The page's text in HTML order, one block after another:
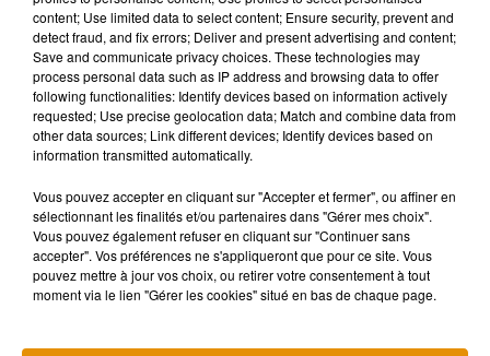
Par ailleurs, trois nouveaux joueurs se sont désistés : Marcel
Granollers, John-Patrick Smith et Pavel Kotov. Ils sont
remplacés par l'Allemand Julian Lenz, le Russe Aslan
Karatsev, le Tchèque Zdenek Kolar et le Français Alexander
Muller.
Musique
Sensation » avec Kylie Minogue
content; Use limited data to select content; Ensure security, prevent and
detect fraud, and fix errors; Deliver and present advertising and content;
Save and communicate privacy choices. These technologies may
process personal data such as IP address and browsing data to offer
following functionalities: Identify devices based on information actively
requested; Use precise geolocation data; Match and combine data from
other data sources; Link different devices; Identify devices based on
information transmitted automatically.
Vous pouvez accepter en cliquant sur "Accepter et fermer", ou affiner en
sélectionnant les finalités et/ou partenaires dans "Gérer mes choix".
Vous pouvez également refuser en cliquant sur "Continuer sans
accepter". Vos préférences ne s'appliqueront que pour ce site. Vous
pouvez mettre à jour vos choix, ou retirer votre consentement à tout
moment via le lien "Gérer les cookies" situé en bas de chaque page.